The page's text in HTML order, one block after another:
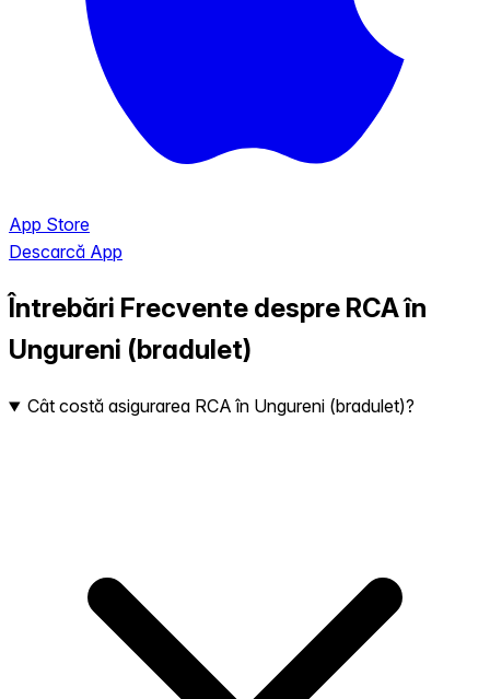
App Store
Descarcă App
Întrebări Frecvente despre RCA în
Ungureni (bradulet)
Cât costă asigurarea RCA în Ungureni (bradulet)?